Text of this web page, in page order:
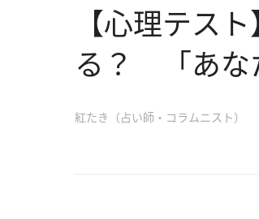
【心理テス
る？ 「あな
紅たき（占い師・コラムニスト）